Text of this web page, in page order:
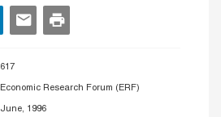
617
Economic Research Forum (ERF)
June, 1996